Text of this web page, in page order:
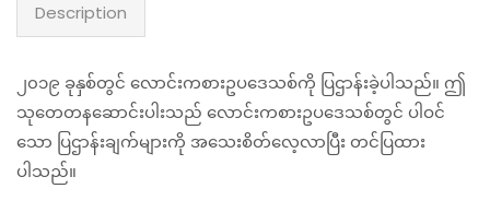
Description
၂၀၁၉ ခုနှစ်တွင် လောင်းကစားဥပဒေသစ်ကို ပြဌာန်းခဲ့ပါသည်။ ဤ
သုတေတနဆောင်းပါးသည် လောင်းကစားဥပဒေသစ်တွင် ပါဝင်
သော ပြဌာန်းချက်များကို အသေးစိတ်လေ့လာပြီး တင်ပြထား
ပါသည်။